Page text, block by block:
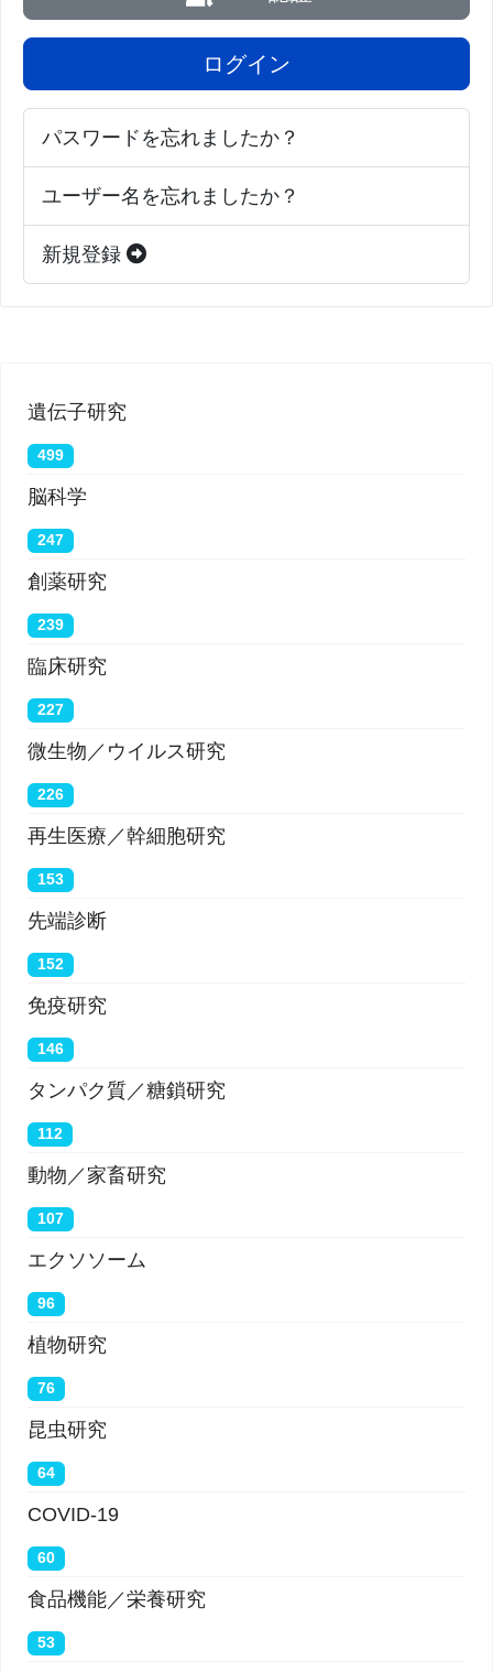
ログイン
パスワードを忘れましたか？
ユーザー名を忘れましたか？
新規登録
遺伝子研究
499
脳科学
247
創薬研究
239
臨床研究
227
微生物／ウイルス研究
226
再生医療／幹細胞研究
153
先端診断
152
免疫研究
146
タンパク質／糖鎖研究
112
動物／家畜研究
107
エクソソーム
96
植物研究
76
昆虫研究
64
COVID-19
60
食品機能／栄養研究
53